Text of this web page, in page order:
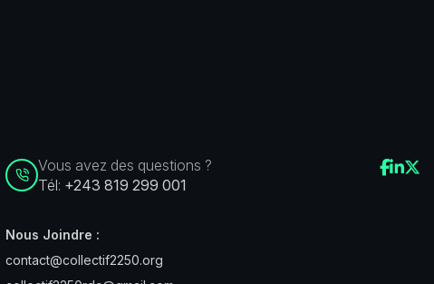
Vous avez des questions ?
Tél: +243 819 299 001
Nous Joindre :
contact@collectif2250.org